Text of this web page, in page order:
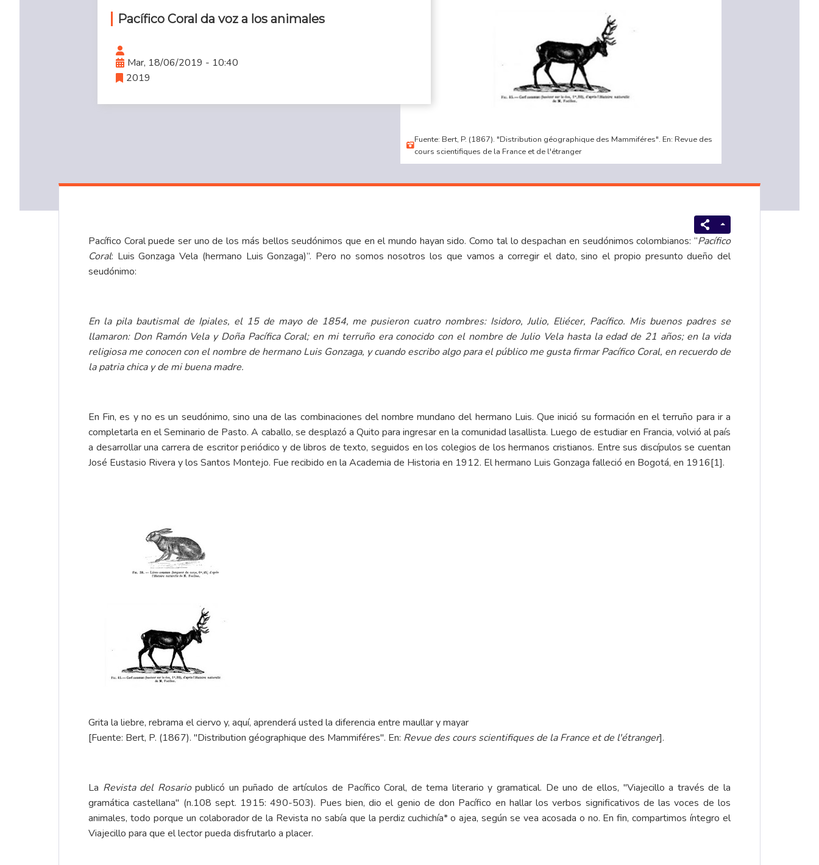
Pacífico Coral da voz a los animales
Mar, 18/06/2019 - 10:40
2019
Fuente: Bert, P. (1867). "Distribution géographique des Mammiféres". En: Revue des
cours scientifiques de la France et de l'étranger
Pacífico Coral puede ser uno de los más bellos seudónimos que en el mundo hayan sido. Como tal lo despachan en seudónimos colombianos: “Pacífico
Coral: Luis Gonzaga Vela (hermano Luis Gonzaga)”. Pero no somos nosotros los que vamos a corregir el dato, sino el propio presunto dueño del
seudónimo:
En la pila bautismal de Ipiales, el 15 de mayo de 1854, me pusieron cuatro nombres: Isidoro, Julio, Eliécer, Pacífico. Mis buenos padres se
llamaron: Don Ramón Vela y Doña Pacífica Coral; en mi terruño era conocido con el nombre de Julio Vela hasta la edad de 21 años; en la vida
religiosa me conocen con el nombre de hermano Luis Gonzaga, y cuando escribo algo para el público me gusta firmar Pacífico Coral, en recuerdo de
la patria chica y de mi buena madre.
En Fin, es y no es un seudónimo, sino una de las combinaciones del nombre mundano del hermano Luis. Que inició su formación en el terruño para ir a
completarla en el Seminario de Pasto. A caballo, se desplazó a Quito para ingresar en la comunidad lasallista. Luego de estudiar en Francia, volvió al país
a desarrollar una carrera de escritor periódico y de libros de texto, seguidos en los colegios de los hermanos cristianos. Entre sus discípulos se cuentan
José Eustasio Rivera y los Santos Montejo. Fue recibido en la Academia de Historia en 1912. El hermano Luis Gonzaga falleció en Bogotá, en 1916[1].
Grita la liebre, rebrama el ciervo y, aquí, aprenderá usted la diferencia entre maullar y mayar
[Fuente: Bert, P. (1867). "Distribution géographique des Mammiféres". En: Revue des cours scientifiques de la France et de l'étranger].
La Revista del Rosariopublicó un puñado de artículos de Pacífico Coral, de tema literario y gramatical. De uno de ellos, "Viajecillo a través de la
gramática castellana" (n.108 sept. 1915: 490-503). Pues bien, dio el genio de don Pacífico en hallar los verbos significativos de las voces de los
animales, todo porque un colaborador de la Revista no sabía que la perdiz cuchichía* o ajea, según se vea acosada o no. En fin, compartimos íntegro el
Viajecillo para que el lector pueda disfrutarlo a placer.